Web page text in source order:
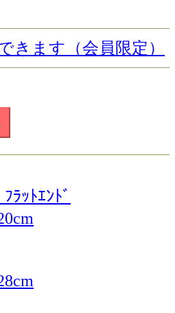
きます（会員限定）
ﾗｯﾄｴﾝﾄﾞ